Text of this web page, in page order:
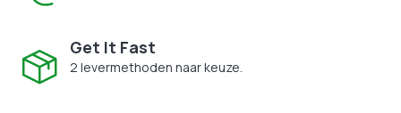
Get It Fast
2 levermethoden naar keuze.